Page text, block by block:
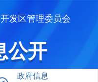
发区管理委员会
公开
政府信息